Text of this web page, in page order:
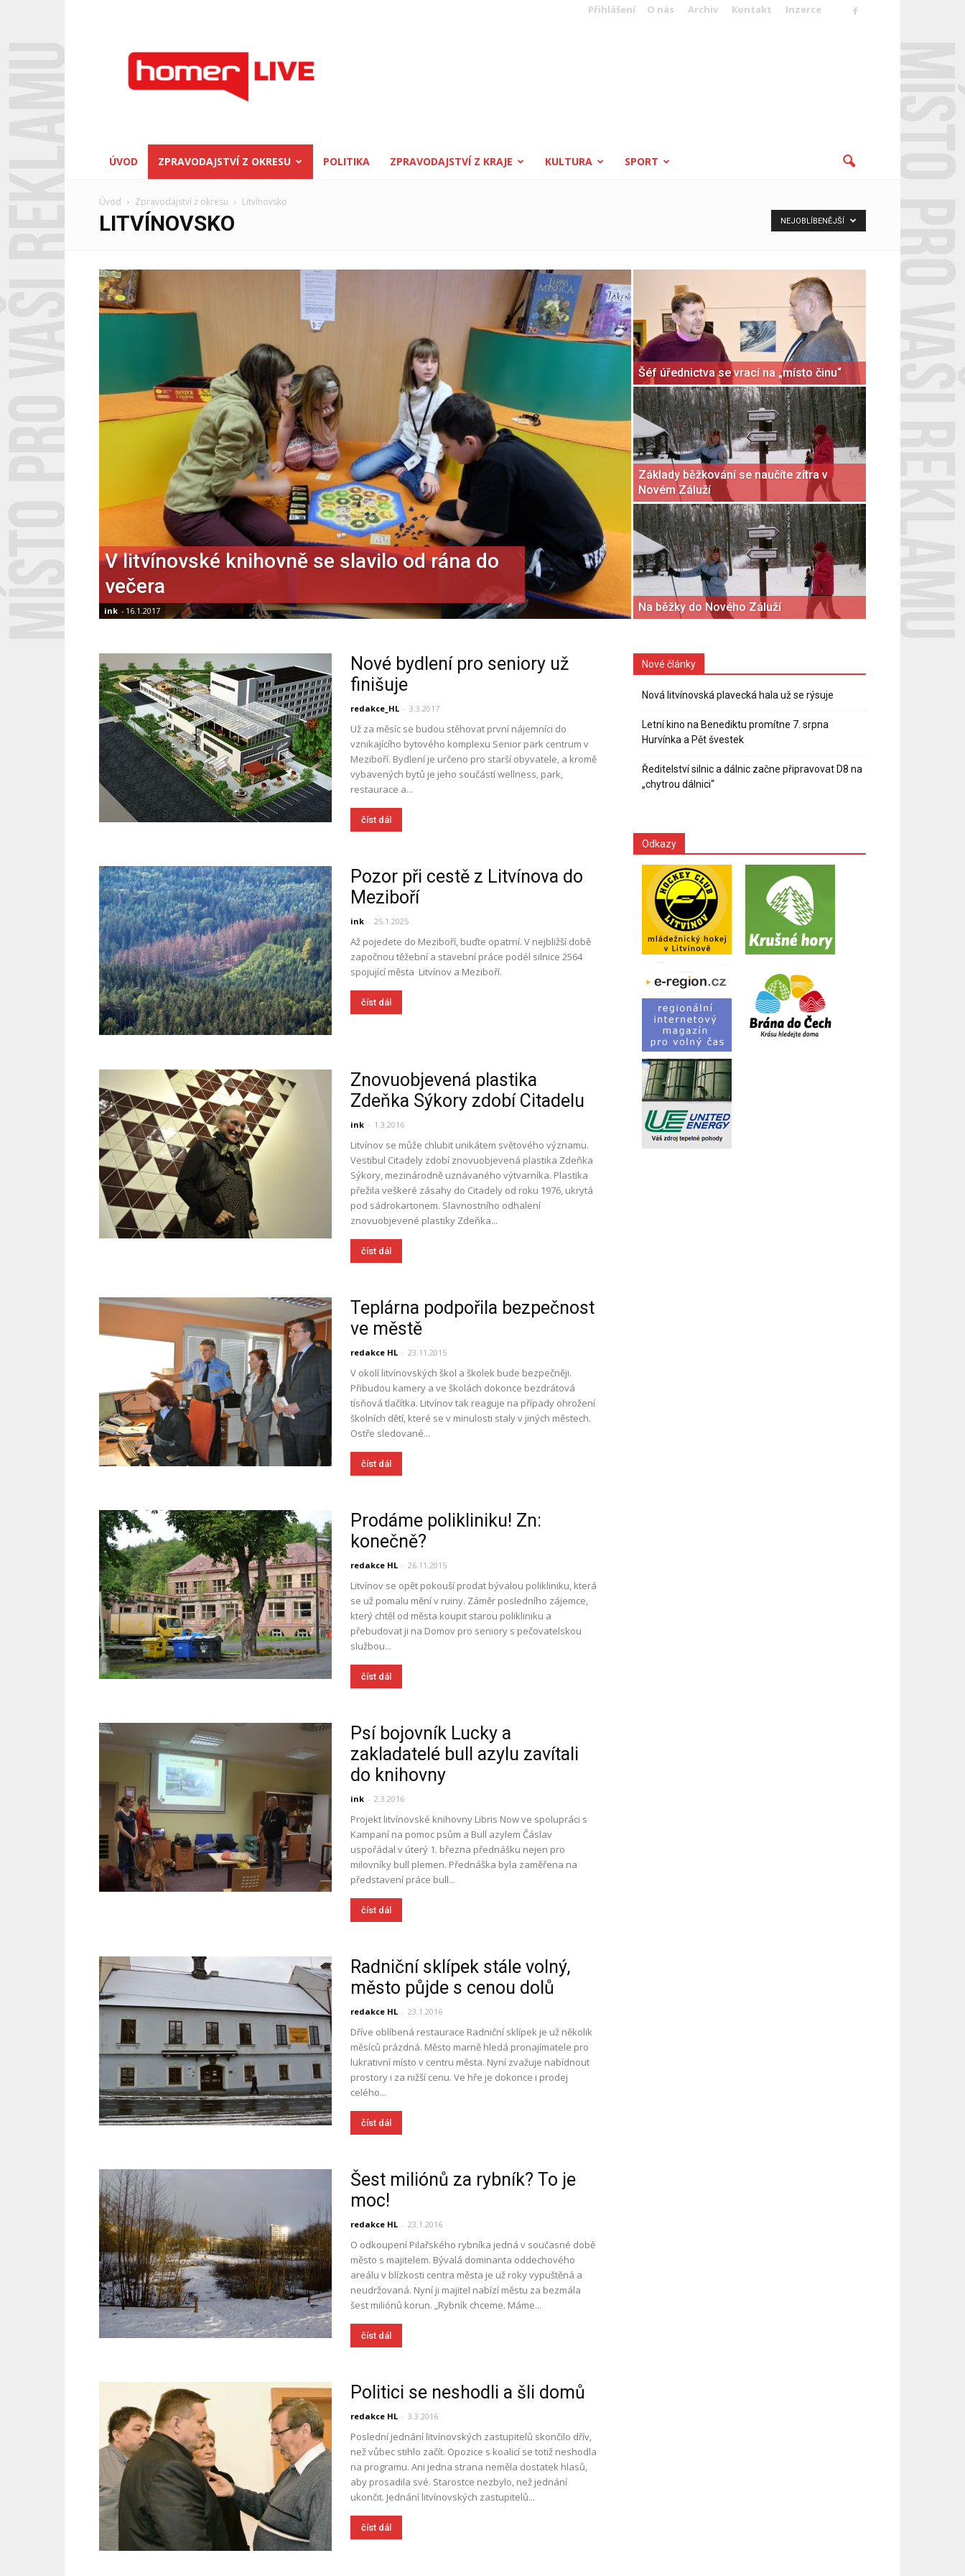
Přihlášení O nás Archiv Kontakt Inzerce
Homerlive
ÚVOD ZPRAVODAJSTVÍ Z OKRESU POLITIKA ZPRAVODAJSTVÍ Z KRAJE KULTURA SPORT
Úvod Zpravodajství z okresu Litvínovsko
LITVÍNOVSKO NEJOBLÍBENĚJŠÍ
V litvínovské knihovně se slavilo od rána do
večera
ink - 16.1.2017
Šéf úřednictva se vrací na „místo činu“
Základy běžkování se naučíte zítra v
Novém Záluží
Na běžky do Nového Záluží
Nové bydlení pro seniory už
finišuje
redakce_HL - 3.3.2017
Už za měsíc se budou stěhovat první nájemníci do
vznikajícího bytového komplexu Senior park centrum v
Meziboří. Bydlení je určeno pro starší obyvatele, a kromě
vybavených bytů je jeho součástí wellness, park,
restaurace a...
číst dál
Pozor při cestě z Litvínova do
Meziboří
ink - 25.1.2025
Až pojedete do Meziboří, buďte opatrní. V nejbližší době
započnou těžební a stavební práce podél silnice 2564
spojující města Litvínov a Meziboří.
číst dál
Znovuobjevená plastika
Zdeňka Sýkory zdobí Citadelu
ink - 1.3.2016
Litvínov se může chlubit unikátem světového významu.
Vestibul Citadely zdobí znovuobjevená plastika Zdeňka
Sýkory, mezinárodně uznávaného výtvarníka. Plastika
přežila veškeré zásahy do Citadely od roku 1976, ukrytá
pod sádrokartonem. Slavnostního odhalení
znovuobjevené plastiky Zdeňka...
číst dál
Teplárna podpořila bezpečnost
ve městě
redakce HL - 23.11.2015
V okolí litvínovských škol a školek bude bezpečněji.
Přibudou kamery a ve školách dokonce bezdrátová
tísňová tlačítka. Litvínov tak reaguje na případy ohrožení
školních dětí, které se v minulosti staly v jiných městech.
Ostře sledované...
číst dál
Prodáme polikliniku! Zn:
konečně?
redakce HL - 26.11.2015
Litvínov se opět pokouší prodat bývalou polikliniku, která
se už pomalu mění v ruiny. Záměr posledního zájemce,
který chtěl od města koupit starou polikliniku a
přebudovat ji na Domov pro seniory s pečovatelskou
službou...
číst dál
Psí bojovník Lucky a
zakladatelé bull azylu zavítali
do knihovny
ink - 2.3.2016
Projekt litvínovské knihovny Libris Now ve spolupráci s
Kampaní na pomoc psům a Bull azylem Čáslav
uspořádal v úterý 1. března přednášku nejen pro
milovníky bull plemen. Přednáška byla zaměřena na
představení práce bull...
číst dál
Radniční sklípek stále volný,
město půjde s cenou dolů
redakce HL - 23.1.2016
Dříve oblíbená restaurace Radniční sklípek je už několik
měsíců prázdná. Město marně hledá pronajímatele pro
lukrativní místo v centru města. Nyní zvažuje nabídnout
prostory i za nižší cenu. Ve hře je dokonce i prodej
celého...
číst dál
Šest miliónů za rybník? To je
moc!
redakce HL - 23.1.2016
O odkoupení Pilařského rybníka jedná v současné době
město s majitelem. Bývalá dominanta oddechového
areálu v blízkosti centra města je už roky vypuštěná a
neudržovaná. Nyní ji majitel nabízí městu za bezmála
šest miliónů korun. „Rybník chceme. Máme...
číst dál
Politici se neshodli a šli domů
redakce HL - 3.3.2016
Poslední jednání litvínovských zastupitelů skončilo dřív,
než vůbec stihlo začít. Opozice s koalicí se totiž neshodla
na programu. Ani jedna strana neměla dostatek hlasů,
aby prosadila své. Starostce nezbylo, než jednání
ukončit. Jednání litvínovských zastupitelů...
číst dál
Nové články
Nová litvínovská plavecká hala už se rýsuje
Letní kino na Benediktu promítne 7. srpna
Hurvínka a Pět švestek
Ředitelství silnic a dálnic začne připravovat D8 na
„chytrou dálnici“
Odkazy